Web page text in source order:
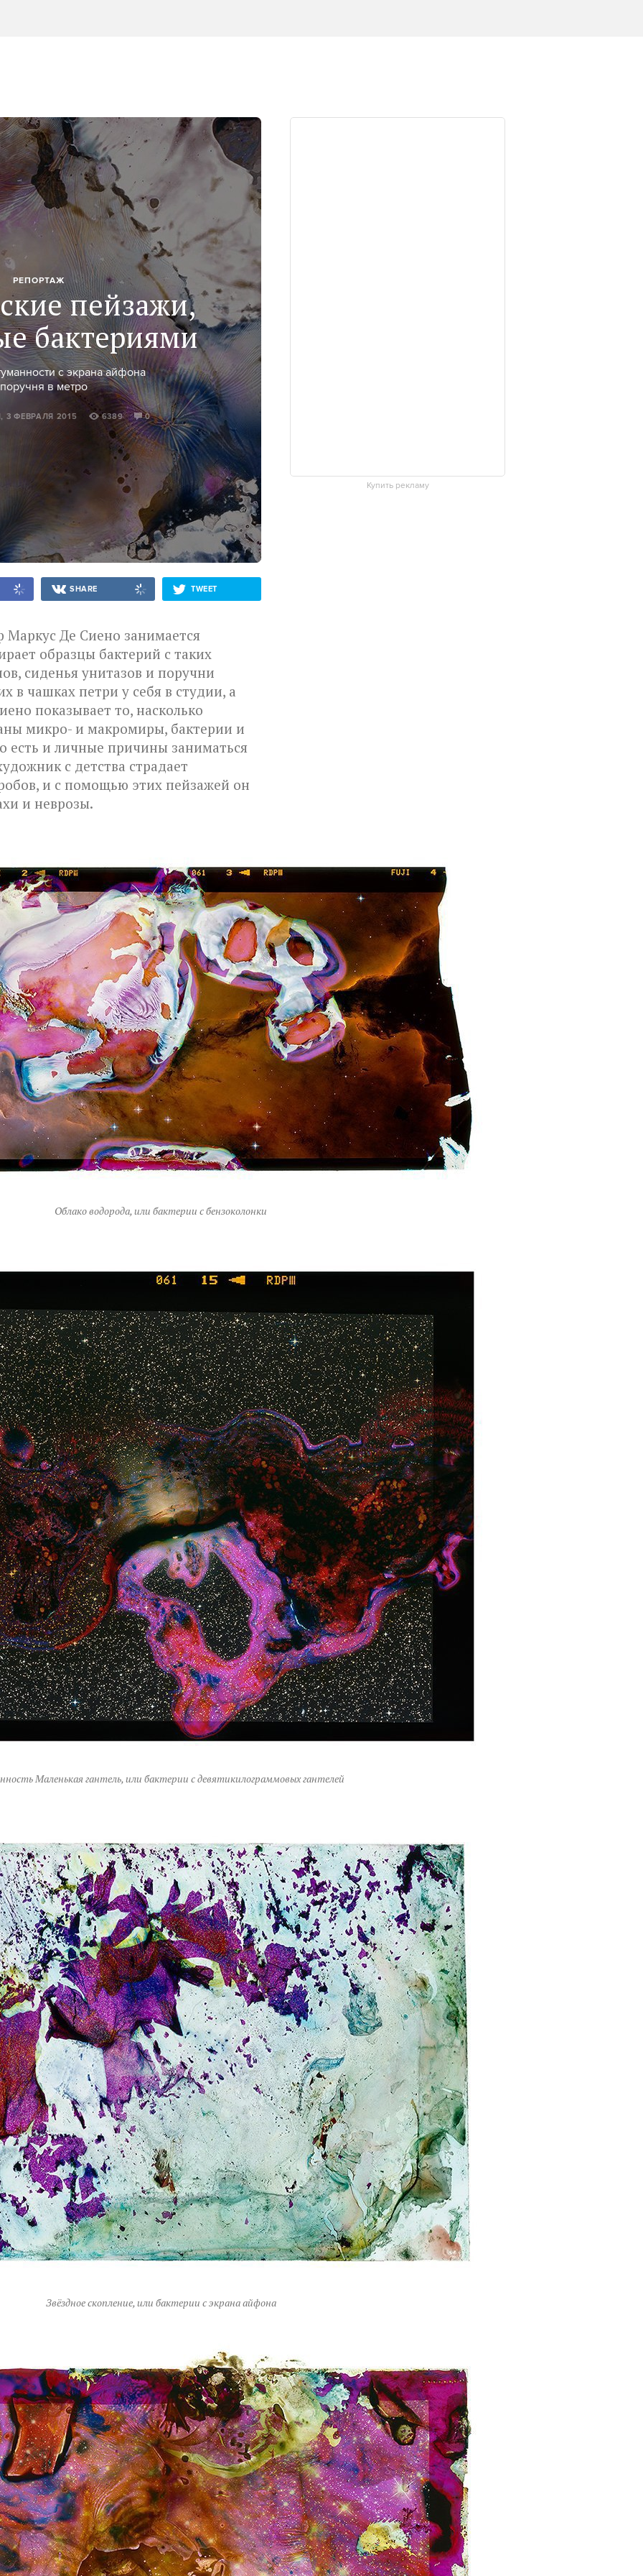
РЕПОРТАЖ
пейзажи,
бактериями
с экрана айфона
в метро
, 3 ФЕВРАЛЯ 2015 6389 0
SHARE TWEET
Купить рекламу
Де Сиено занимается
образцы бактерий с таких
сиденья унитазов и поручни
в чашках петри у себя в студии, а
показывает то, насколько
микро- и макромиры, бактерии и
есть и личные причины заниматься
с детства страдает
и с помощью этих пейзажей он
и неврозы.
Облако водорода, или бактерии с бензоколонки
Маленькая гантель, или бактерии с девятикилограммовых гантелей
Звёздное скопление, или бактерии с экрана айфона